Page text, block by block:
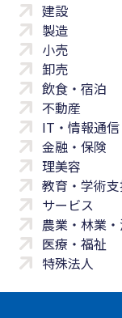
建設
製造
小売
卸売
飲食・宿泊
不動産
IT・情報通信
金融・保険
理美容
教育・学術
サービス
農業・林業
医療・福祉
特殊法人